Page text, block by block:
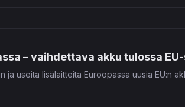
– vaihdettava akku tulossa
useita lisälaitteita Euroopassa uusia EU:n